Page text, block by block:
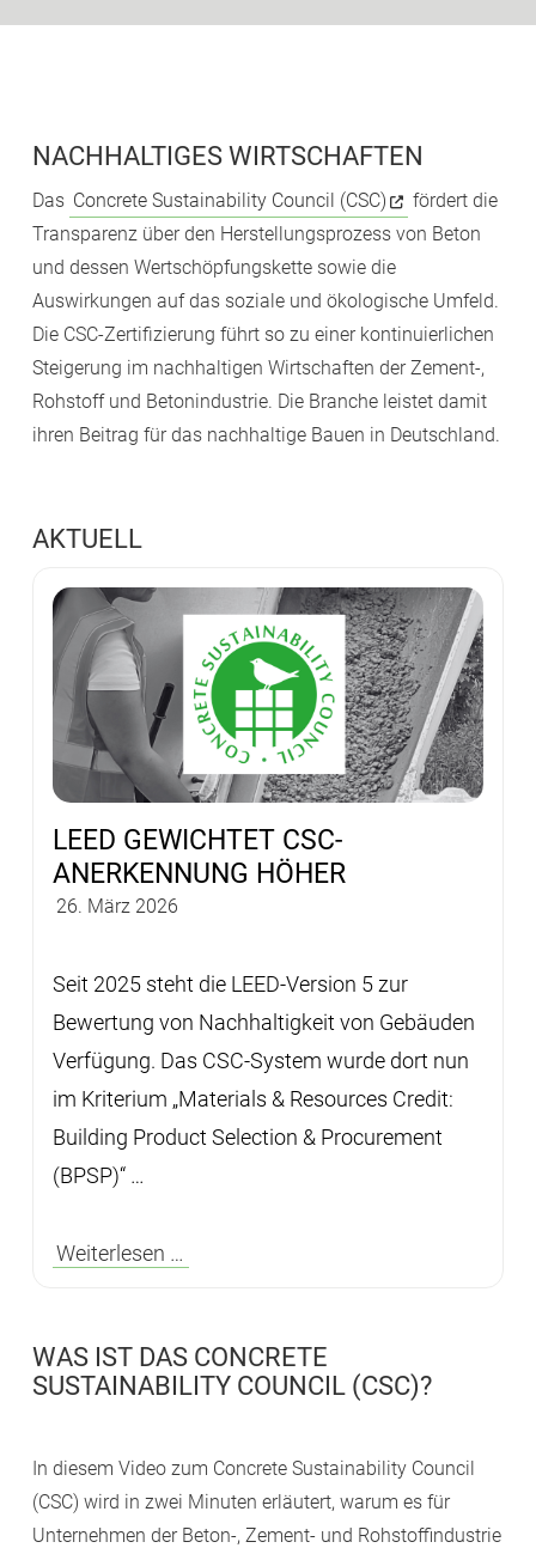
NACHHALTIGES WIRTSCHAFTEN
Das Concrete Sustainability Council (CSC)
fördert die
Transparenz über den Herstellungsprozess von Beton
und dessen Wertschöpfungskette sowie die
Auswirkungen auf das soziale und ökologische Umfeld.
Die CSC-Zertifizierung führt so zu einer kontinuierlichen
Steigerung im nachhaltigen Wirtschaften der Zement-,
Rohstoff und Betonindustrie. Die Branche leistet damit
ihren Beitrag für das nachhaltige Bauen in Deutschland.
AKTUELL
LEED GEWICHTET CSC-
ANERKENNUNG HÖHER
26. März 2026
Seit 2025 steht die LEED-Version 5 zur
Bewertung von Nachhaltigkeit von Gebäuden
Verfügung. Das CSC-System wurde dort nun
im Kriterium „Materials & Resources Credit:
Building Product Selection & Procurement
(BPSP)“ …
Weiterlesen …
WAS IST DAS CONCRETE
SUSTAINABILITY COUNCIL (CSC)?
In diesem Video zum Concrete Sustainability Council
(CSC) wird in zwei Minuten erläutert, warum es für
Unternehmen der Beton-, Zement- und Rohstoffindustrie